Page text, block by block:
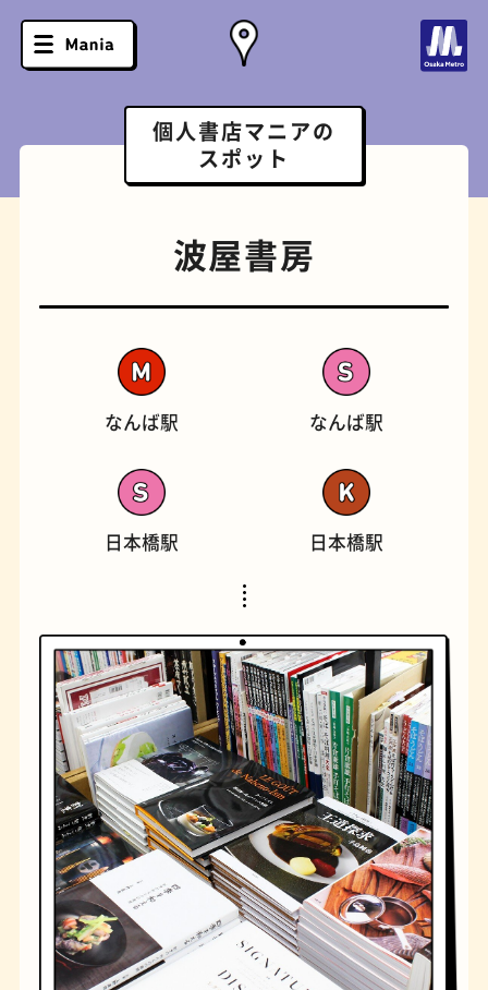
ソフトクリーム スポーツバー
ナポリタン
個人書店マニアの
スポット
波屋書房
なんば駅 なんば駅
日本橋駅 日本橋駅